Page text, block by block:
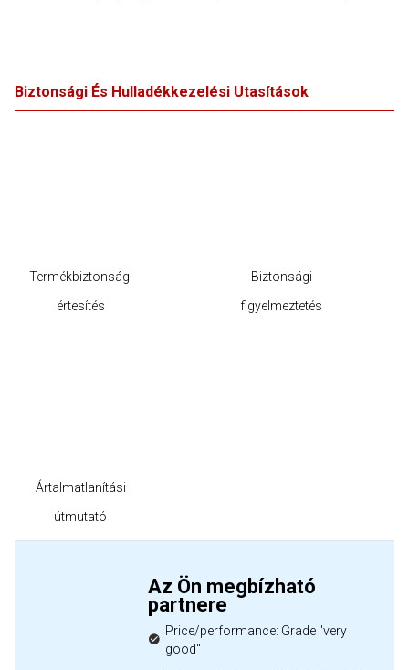
Biztonsági És Hulladékkezelési Utasítások
Termékbiztonsági
értesítés
Biztonsági
figyelmeztetés
Ártalmatlanítási
útmutató
Az Ön megbízható
partnere
Price/performance: Grade "very
good"